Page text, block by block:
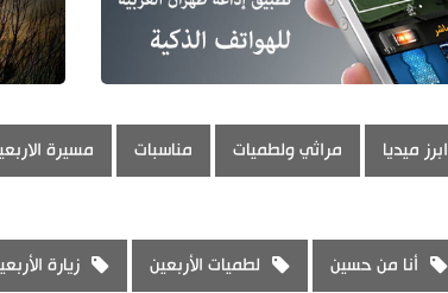
ابرز ميديا مراثي ولطميات مناسبات مسيرة
أنا من حسين لطميات الأربعين زيارة